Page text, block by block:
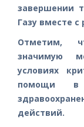
завершении
Газу вместе
Отметим,
значимую
условиях
помощи в
действий.